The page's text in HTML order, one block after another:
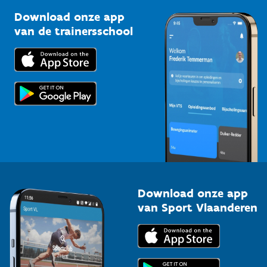
Bedrijven
Trainers en begeleiders
Topsporters
Kennisplatform
Downloads
Voor de pers
Download onze app
van de trainersschool
Download onze app
van Sport Vlaanderen